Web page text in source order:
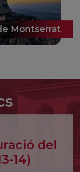
Montserrat
del
14)